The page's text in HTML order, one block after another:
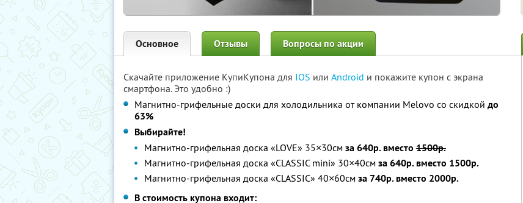
Основное Отзывы Вопросы по акции
Скачайте приложение КупиКупона для IOS или Android и покажите купон с экрана
смартфона. Это удобно :)
Магнитно-грифельные доски для холодильника от компании Melovo со скидкой до
63%
Выбирайте!
Магнитно-грифельная доска «LOVE» 35×30см за 640р. вместо 1500р.
Магнитно-грифельная доска «CLASSIC mini» 30×40см за 640р. вместо 1500р.
Магнитно-грифельная доска «CLASSIC» 40×60см за 740р. вместо 2000р.
В стоимость купона входит: